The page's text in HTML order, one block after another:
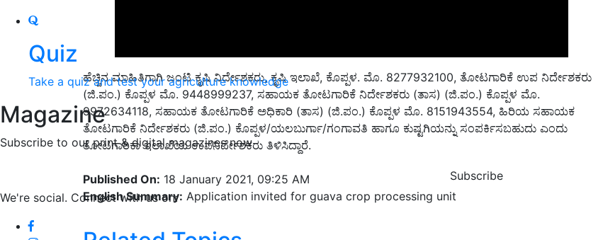
Quiz
Take a quiz and test your agriculture knowledge
Magazine
Subscribe to our print & digital magazines now
Subscribe
We're social. Connect with us on:
ಹೆಚ್ಚಿನ ಮಾಹಿತಿಗಾಗಿ ಜಂಟಿ ಕೃಷಿ ನಿರ್ದೇಶಕರು, ಕೃಷಿ ಇಲಾಖೆ, ಕೊಪ್ಪಳ. ಮೊ. 8277932100, ತೋಟಗಾರಿಕೆ ಉಪ ನಿರ್ದೇಶಕರು
(ಜಿ.ಪಂ.) ಕೊಪ್ಪಳ ಮೊ. 9448999237, ಸಹಾಯಕ ತೋಟಗಾರಿಕೆ ನಿರ್ದೇಶಕರು (ತಾಸ) (ಜಿ.ಪಂ.) ಕೊಪ್ಪಳ ಮೊ.
9972634118, ಸಹಾಯಕ ತೋಟಗಾರಿಕೆ ಅಧಿಕಾರಿ (ತಾಸ) (ಜಿ.ಪಂ.) ಕೊಪ್ಪಳ ಮೊ. 8151943554, ಹಿರಿಯ ಸಹಾಯಕ
ತೋಟಗಾರಿಕೆ ನಿರ್ದೇಶಕರು (ಜಿ.ಪಂ.) ಕೊಪ್ಪಳ/ಯಲಬುರ್ಗಾ/ಗಂಗಾವತಿ ಹಾಗೂ ಕುಷ್ಟಗಿಯನ್ನು ಸಂಪರ್ಕಿಸಬಹುದು ಎಂದು
ತೋಟಗಾರಿಕಾ ಇಲಾಖೆಯ ಉಪನಿರ್ದೇಶಕರು ತಿಳಿಸಿದ್ದಾರೆ.
Published On: 18 January 2021, 09:25 AM
English Summary: Application invited for guava crop processing unit